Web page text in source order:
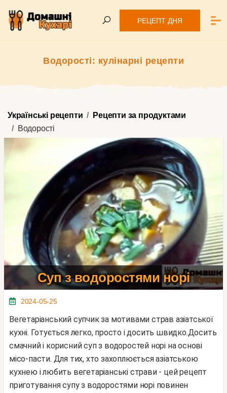
РЕЦЕПТ ДНЯ
Водорості: кулінарні рецепти
Українські рецепти
Рецепти за продуктами
Водорості
Суп з водоростями норі
2024-05-25
Вегетаріанський супчик за мотивами страв азіатської
кухні. Готується легко, просто і досить швидко.Досить
смачний і корисний суп з водоростей норі на основі
місо-пасти. Для тих, хто захоплюється азіатською
кухнею і любить вегетаріанські страви - цей рецепт
приготування супу з водоростями норі повинен